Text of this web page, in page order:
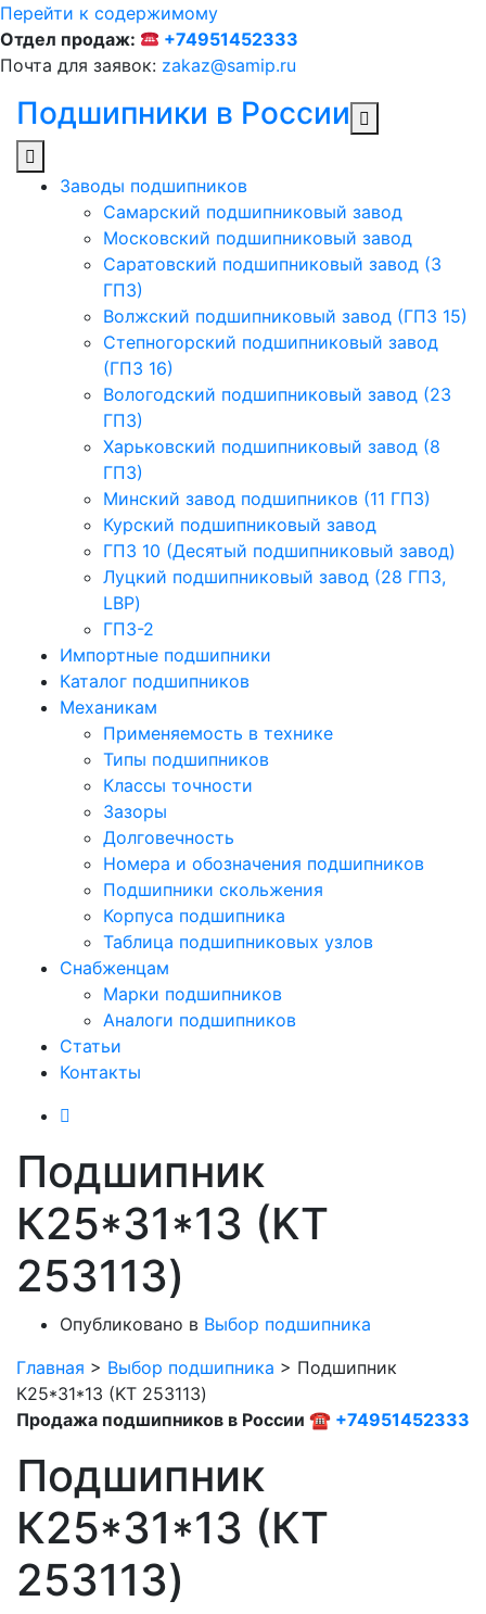
Перейти к содержимому
Отдел продаж:
+74951452333
Почта для заявок: zakaz@samip.ru
Подшипники в России
Заводы подшипников
Cамарский подшипниковый завод
Московский подшипниковый завод
Саратовский подшипниковый завод (3
ГПЗ)
Волжский подшипниковый завод (ГПЗ 15)
Степногорский подшипниковый завод
(ГПЗ 16)
Вологодский подшипниковый завод (23
ГПЗ)
Харьковский подшипниковый завод (8
ГПЗ)
Минский завод подшипников (11 ГПЗ)
Курский подшипниковый завод
ГПЗ 10 (Десятый подшипниковый завод)
Луцкий подшипниковый завод (28 ГПЗ,
LBP)
ГПЗ-2
Импортные подшипники
Каталог подшипников
Механикам
Применяемость в технике
Типы подшипников
Классы точности
Зазоры
Долговечность
Номера и обозначения подшипников
Подшипники скольжения
Корпуса подшипника
Таблица подшипниковых узлов
Снабженцам
Марки подшипников
Аналоги подшипников
Статьи
Контакты
Подшипник
К25*31*13 (KT
253113)
Опубликовано в Выбор подшипника
Главная > Выбор подшипника > Подшипник
К25*31*13 (KT 253113)
Продажа подшипников в России ☎ +74951452333
Подшипник
К25*31*13 (КT
253113)